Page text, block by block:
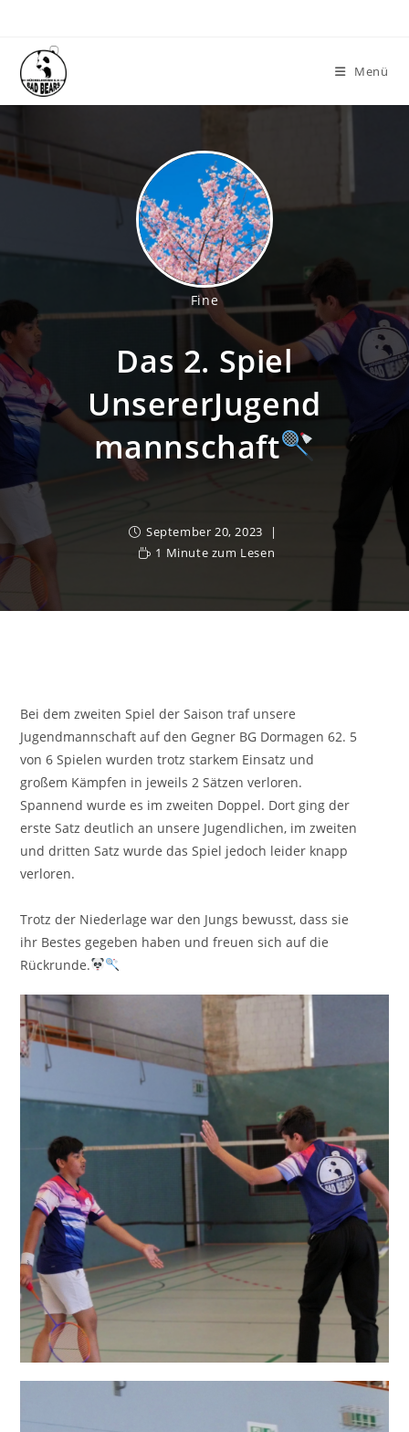
springen
Menü
Fine
Das 2. Spiel
UnsererJugend
Mannschaft
September 20, 2023
1 Minute zum Lesen
Bei dem zweiten Spiel der Saison traf unsere
Jugendmannschaft auf den Gegner BG Dormagen 62. 5
von 6 Spielen wurden trotz starkem Einsatz und
großem Kämpfen in jeweils 2 Sätzen verloren.
Spannend wurde es im zweiten Doppel. Dort ging der
erste Satz deutlich an unsere Jugendlichen, im zweiten
und dritten Satz wurde das Spiel jedoch leider knapp
verloren.
Trotz der Niederlage war den Jungs bewusst, dass sie
ihr Bestes gegeben haben und freuen sich auf die
Rückrunde.